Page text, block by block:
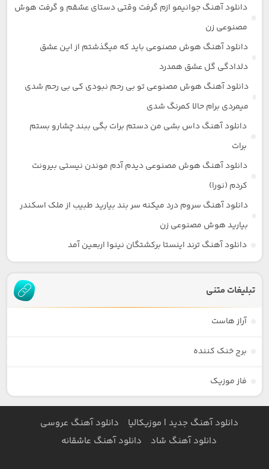
دانلود آهنگ جوانیمو ازم گرفت وقتی دستای عشقم و گرفت هوش
مصنوعی زن
دانلود آهنگ هوش مصنوعی باید که میگذشتم از این عشق
دلدادگی گل عشق همدرد
دانلود آهنگ هوش مصنوعی تو بی رحم نبودی کی بی رحم شدی
میمردی برام حالا کمرنگ شدی
دانلود آهنگ داس بشی من دستم برات بگی ببند چشارو بستم
برات
دانلود آهنگ هوش مصنوعی دیدم آدم موندن نیستی بیرونت
کردم (نورا)
دانلود آهنگ سروم درد میکنه سر بند بیارید طبیب از ملک اسکندر
بیارید هوش مصنوعی زن
دانلود آهنگ ترند اینستا برکشتگان نینوا اربعین آمد
تبلیغات متنی
آراز هاست
برج خنک کننده
فاز موزیک
دانلود آهنگ جدید | موزیکالیا
دانلود آهنگ عروسی
دانلود آهنگ شاد
دانلود آهنگ عاشقانه